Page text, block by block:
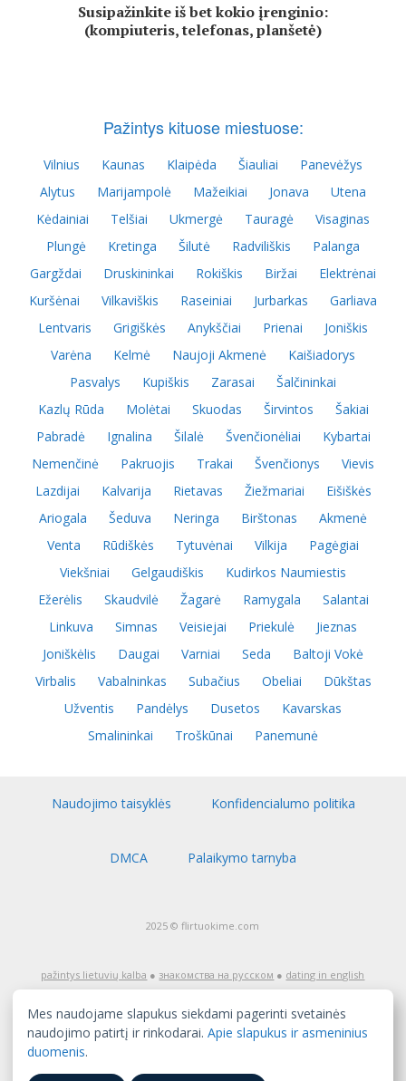
Susipažinkite iš bet kokio įrenginio:
(kompiuteris, telefonas, planšetė)
Pažintys kituose miestuose:
Vilnius Kaunas Klaipėda Šiauliai
Panevėžys
Alytus
Marijampolė Mažeikiai Jonava
Utena
Kėdainiai
Telšiai Ukmergė Tauragė
Visaginas
Plungė
Kretinga Šilutė Radviliškis
Palanga
Gargždai
Druskininkai Rokiškis Biržai
Elektrėnai
Kuršėnai
Vilkaviškis Raseiniai Jurbarkas
Garliava
Lentvaris
Grigiškės Anykščiai Prienai
Joniškis
Varėna
Kelmė Naujoji Akmenė
Kaišiadorys
Pasvalys
Kupiškis Zarasai
Šalčininkai
Kazlų Rūda
Molėtai Skuodas Širvintos
Šakiai
Pabradė
Ignalina Šilalė Švenčionėliai
Kybartai
Nemenčinė
Pakruojis Trakai Švenčionys
Vievis
Lazdijai
Kalvarija Rietavas Žiežmariai
Eišiškės
Ariogala
Šeduva Neringa Birštonas
Akmenė
Venta
Rūdiškės Tytuvėnai Vilkija
Pagėgiai
Viekšniai
Gelgaudiškis
Kudirkos Naumiestis
Ežerėlis
Skaudvilė Žagarė Ramygala
Salantai
Linkuva
Simnas Veisiejai Priekulė
Jieznas
Joniškėlis
Daugai Varniai Seda
Baltoji Vokė
Virbalis
Vabalninkas Subačius Obeliai
Dūkštas
Užventis
Pandėlys Dusetos
Kavarskas
Smalininkai
Troškūnai Panemunė
Naudojimo taisyklės Konfidencialumo politika
DMCA Palaikymo tarnyba
2025 © flirtuokime.com
pažintys lietuvių kalba ● знакомства на русском ● dating in english
18 metų amžiaus. Jeigu jūs dar nesate pasiekę pilnametystės,
nedelsiant išeikite iš šio tinklapio! Tinklapio turinys, įskaitant tai, ką
skelbia užregistruoti naudotojai, yra skirtas tik pažintims, ir jį gali
sudaryti erotinio pobūdžio medžiaga. Tinklapis nėra atsakingas už
informaciją, kuri yra patalpinta tinklapyje, įskaitant tą, kurią
patalpino tretieji asmenys, ir už bet kurias pasekmes, susijusias su
paslaugos yra teikiamos mokamos prenumeratos sąlygomis.
Mes naudojame slapukus siekdami pagerinti svetainės
naudojimo patirtį ir rinkodarai. Apie slapukus ir asmeninius
duomenis.